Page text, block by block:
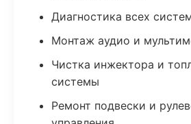
Диагностика всех
Монтаж аудио и
Чистка инжектора и
системы
Ремонт подвески и